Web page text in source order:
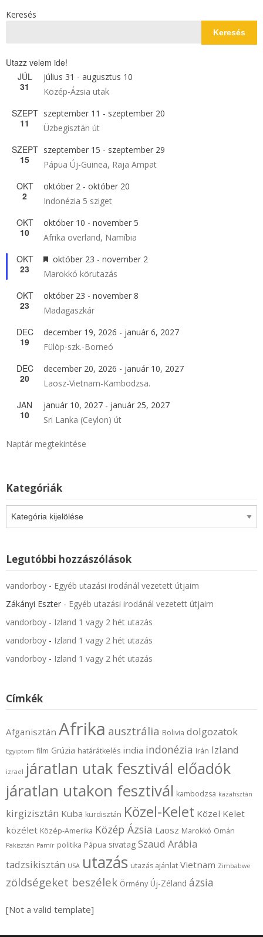
Keresés
Keresés
Utazz velem ide!
JÚL
31
július 31 - augusztus 10
Közép-Ázsia utak
SZEPT
11
szeptember 11 - szeptember 20
Üzbegisztán út
SZEPT
15
szeptember 15 - szeptember 29
Pápua Új-Guinea, Raja Ampat
OKT
2
október 2 - október 20
Indonézia 5 sziget
OKT
10
október 10 - november 5
Afrika overland, Namíbia
OKT
23
Kiemelt
október 23 - november 2
Marokkó körutazás
OKT
23
október 23 - november 8
Madagaszkár
DEC
19
december 19, 2026 - január 6, 2027
Fülöp-szk.-Borneó
DEC
20
december 20, 2026 - január 10, 2027
Laosz-Vietnam-Kambodzsa.
JAN
10
január 10, 2027 - január 25, 2027
Sri Lanka (Ceylon) út
Naptár megtekintése
Kategóriák
Kategóriák
Legutóbbi hozzászólások
vandorboy - Egyéb utazási irodánál vezetett útjaim
Zákányi Eszter - Egyéb utazási irodánál vezetett útjaim
vandorboy - Izland 1 vagy 2 hét utazás
vandorboy - Izland 1 vagy 2 hét utazás
vandorboy - Izland 1 vagy 2 hét utazás
Címkék
Afganisztán Afrika ausztrália Bolivia dolgozatok
Egyiptom film Grúzia határátkelés india indonézia Irán Izland
izrael járatlan utak fesztivál előadók
járatlan utakon fesztivál kambodzsa kazahsztán
kirgizisztán Kuba kurdisztán Közel-Kelet Közel Kelet
közélet Közép-Amerika Közép Ázsia Laosz Marokkó Omán
Pakisztán Pamír politika Pápua sivatag Szaud Arábia
tadzsikisztán USA utazás utazás ajánlat Vietnam Zimbabwe
zöldségeket beszélek Örmény Új-Zéland ázsia
[Not a valid template]